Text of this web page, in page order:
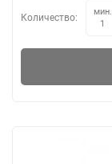
Количество:
мин.
1